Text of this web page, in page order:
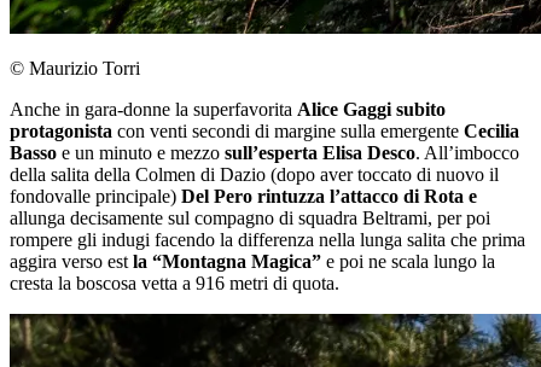
© Maurizio Torri
Anche in gara-donne la superfavorita Alice Gaggi subito
protagonista con venti secondi di margine sulla emergente Cecilia
Basso e un minuto e mezzo sull’esperta Elisa Desco. All’imbocco
della salita della Colmen di Dazio (dopo aver toccato di nuovo il
fondovalle principale) Del Pero rintuzza l’attacco di Rota e
allunga decisamente sul compagno di squadra Beltrami, per poi
rompere gli indugi facendo la differenza nella lunga salita che prima
aggira verso est la “Montagna Magica” e poi ne scala lungo la
cresta la boscosa vetta a 916 metri di quota.